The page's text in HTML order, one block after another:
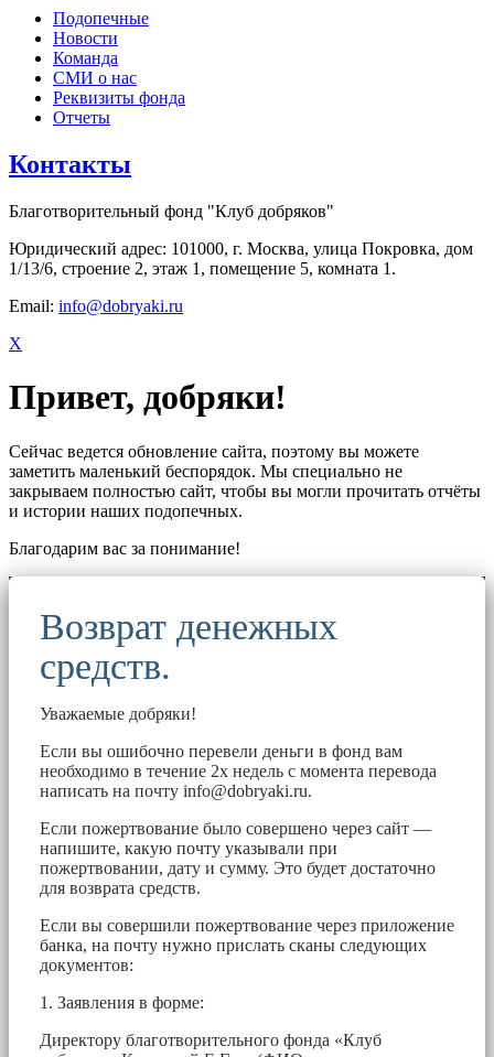
Подопечные
Новости
Команда
СМИ о нас
Реквизиты фонда
Отчеты
Контакты
Благотворительный фонд "Клуб добряков"
Юридический адрес: 101000, г. Москва, улица Покровка, дом
1/13/6, строение 2, этаж 1, помещение 5, комната 1.
Email: info@dobryaki.ru
X
Привет, добряки!
Сейчас ведется обновление сайта, поэтому вы можете
заметить маленький беспорядок. Мы специально не
закрываем полностью сайт, чтобы вы могли прочитать отчёты
и истории наших подопечных.
Благодарим вас за понимание!
Возврат денежных
средств.
Уважаемые добряки!
Если вы ошибочно перевели деньги в фонд вам
необходимо в течение 2х недель с момента перевода
написать на почту info@dobryaki.ru.
Если пожертвование было совершено через сайт —
напишите, какую почту указывали при
пожертвовании, дату и сумму. Это будет достаточно
для возврата средств.
Если вы совершили пожертвование через приложение
банка, на почту нужно прислать сканы следующих
документов:
1. Заявления в форме:
Директору благотворительного фонда «Клуб